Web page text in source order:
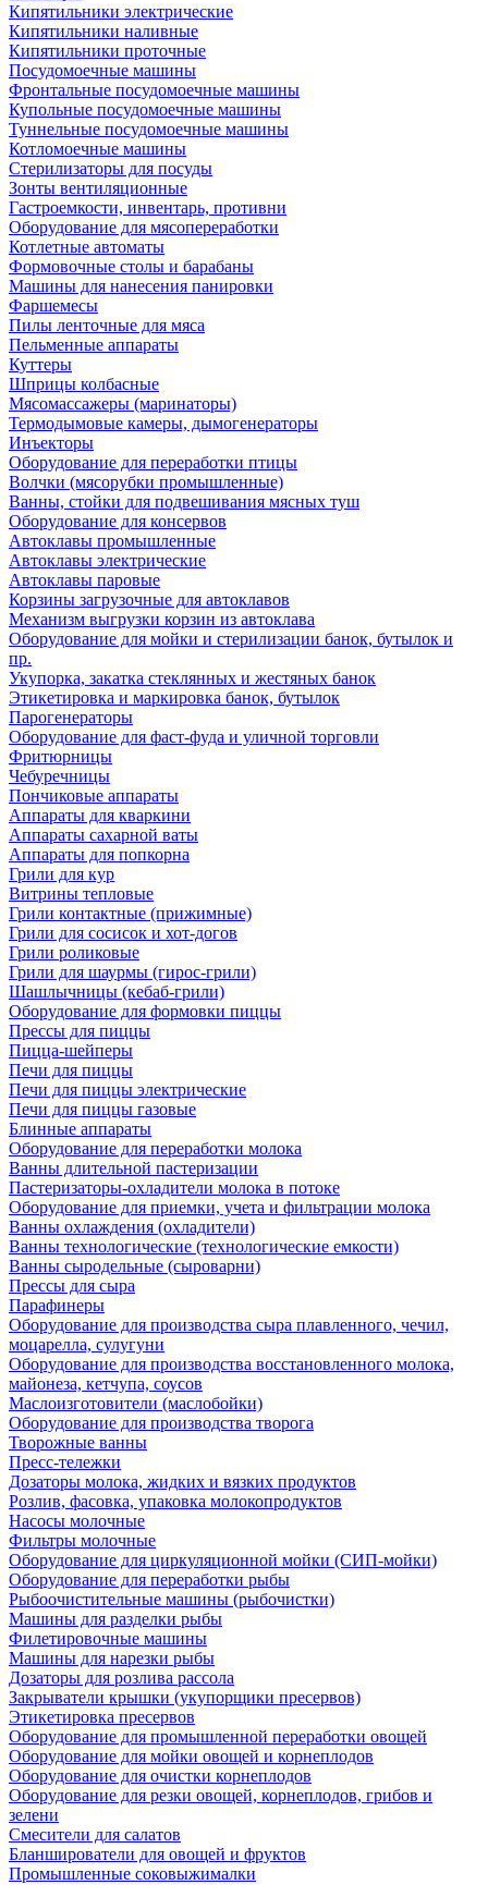
Кипятильники электрические
Кипятильники наливные
Кипятильники проточные
Посудомоечные машины
Фронтальные посудомоечные машины
Купольные посудомоечные машины
Туннельные посудомоечные машины
Котломоечные машины
Стерилизаторы для посуды
Зонты вентиляционные
Гастроемкости, инвентарь, противни
Оборудование для мясопереработки
Котлетные автоматы
Формовочные столы и барабаны
Машины для нанесения панировки
Фаршемесы
Пилы ленточные для мяса
Пельменные аппараты
Куттеры
Шприцы колбасные
Мясомассажеры (маринаторы)
Термодымовые камеры, дымогенераторы
Инъекторы
Оборудование для переработки птицы
Волчки (мясорубки промышленные)
Ванны, стойки для подвешивания мясных туш
Оборудование для консервов
Автоклавы промышленные
Автоклавы электрические
Автоклавы паровые
Корзины загрузочные для автоклавов
Механизм выгрузки корзин из автоклава
Оборудование для мойки и стерилизации банок, бутылок и
пр.
Укупорка, закатка стеклянных и жестяных банок
Этикетировка и маркировка банок, бутылок
Парогенераторы
Оборудование для фаст-фуда и уличной торговли
Фритюрницы
Чебуречницы
Пончиковые аппараты
Аппараты для кваркини
Аппараты сахарной ваты
Аппараты для попкорна
Грили для кур
Витрины тепловые
Грили контактные (прижимные)
Грили для сосисок и хот-догов
Грили роликовые
Грили для шаурмы (гирос-грили)
Шашлычницы (кебаб-грили)
Оборудование для формовки пиццы
Прессы для пиццы
Пицца-шейперы
Печи для пиццы
Печи для пиццы электрические
Печи для пиццы газовые
Блинные аппараты
Оборудование для переработки молока
Ванны длительной пастеризации
Пастеризаторы-охладители молока в потоке
Оборудование для приемки, учета и фильтрации молока
Ванны охлаждения (охладители)
Ванны технологические (технологические емкости)
Ванны сыродельные (сыроварни)
Прессы для сыра
Парафинеры
Оборудование для производства сыра плавленного, чечил,
моцарелла, сулугуни
Оборудование для производства восстановленного молока,
майонеза, кетчупа, соусов
Маслоизготовители (маслобойки)
Оборудование для производства творога
Творожные ванны
Пресс-тележки
Дозаторы молока, жидких и вязких продуктов
Розлив, фасовка, упаковка молокопродуктов
Насосы молочные
Фильтры молочные
Оборудование для циркуляционной мойки (СИП-мойки)
Оборудование для переработки рыбы
Рыбоочистительные машины (рыбочистки)
Машины для разделки рыбы
Филетировочные машины
Машины для нарезки рыбы
Дозаторы для розлива рассола
Закрыватели крышки (укупорщики пресервов)
Этикетировка пресервов
Оборудование для промышленной переработки овощей
Оборудование для мойки овощей и корнеплодов
Оборудование для очистки корнеплодов
Оборудование для резки овощей, корнеплодов, грибов и
зелени
Смесители для салатов
Бланширователи для овощей и фруктов
Промышленные соковыжималки